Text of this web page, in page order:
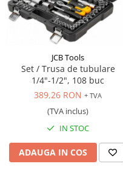
Elevator motociclete
Elevator parcare
Girafa, macara motor
Masa hidraulica
Presa hidraulica stationara
Scule si echipamente
Consumabile spalatorii auto
Curatitor cu presiune
Scule spalatorii auto
Scule motor
Blocaje distributie
Ceas comparator
Scule AdBlue
Scule bujii, bujii
Scule electrice motor
Scule esapament
Scule injectie
Scule injectoare
Scule montat, demontat
Scule pentru fulii, ax came,
JCB Tools
Set / Trusa de tubulare
1/4"-1/2", 108 buc
389,26 RON + TVA
(TVA inclus)
IN STOC
ADAUGA IN COS